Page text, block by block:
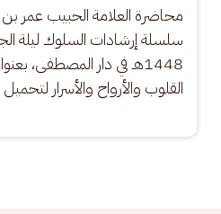
محاضرة العلامة الحبيب
1448هـ في دار المصطفى،
القلوب والأرواح والأسرار لتحميل